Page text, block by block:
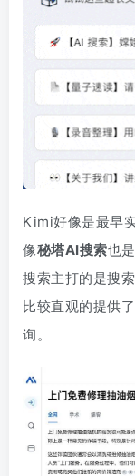
Kimi好像是最早
像秘塔AI搜索也
搜索主打的是搜
比较直观的提供
询。